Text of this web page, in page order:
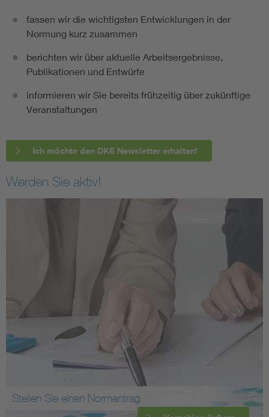
fassen wir die wichtigsten Entwicklungen in der
Normung kurz zusammen
berichten wir über aktuelle Arbeitsergebnisse,
Publikationen und Entwürfe
informieren wir Sie bereits frühzeitig über zukünftige
Veranstaltungen
Ich möchte den DKE Newsletter erhalten!
Werden Sie aktiv!
Stellen Sie einen Normantrag